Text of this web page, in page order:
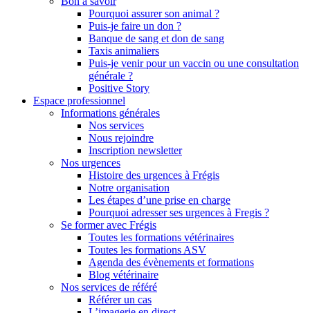
Pourquoi assurer son animal ?
Puis-je faire un don ?
Banque de sang et don de sang
Taxis animaliers
Puis-je venir pour un vaccin ou une consultation
générale ?
Positive Story
Espace professionnel
Informations générales
Nos services
Nous rejoindre
Inscription newsletter
Nos urgences
Histoire des urgences à Frégis
Notre organisation
Les étapes d’une prise en charge
Pourquoi adresser ses urgences à Fregis ?
Se former avec Frégis
Toutes les formations vétérinaires
Toutes les formations ASV
Agenda des évènements et formations
Blog vétérinaire
Nos services de référé
Référer un cas